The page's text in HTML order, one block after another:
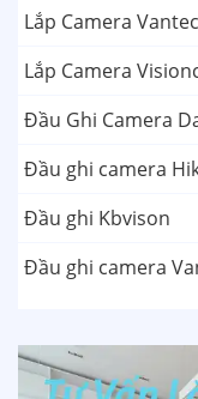
Lắp Camera
Lắp Camera
Đầu Ghi Camera
Đầu ghi camera
Đầu ghi Kbvison
Đầu ghi camera